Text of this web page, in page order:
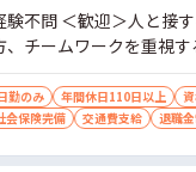
不問 ＜歓迎＞人と接
、チームワークを重視す
勤のみ 年間休日110日以上
会保険完備 交通費支給 退職